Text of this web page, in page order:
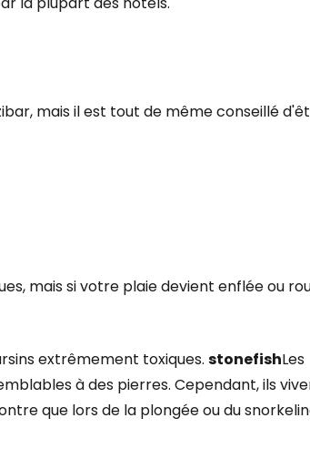
mais il est tout de même conseillé
mais si votre plaie devient enflée ou
extrêmement toxiques. stonefishLes
à des pierres. Cependant, ils
que lors de la plongée ou du
à Cestee
voyageurs
avec le courrier électronique